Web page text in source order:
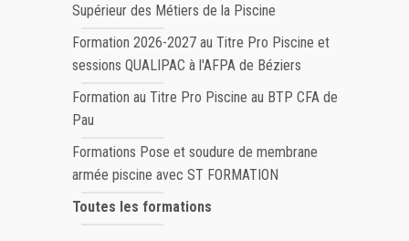
Supérieur des Métiers de la Piscine
Formation 2026-2027 au Titre Pro Piscine et
sessions QUALIPAC à l'AFPA de Béziers
Formation au Titre Pro Piscine au BTP CFA de
Pau
Formations Pose et soudure de membrane
armée piscine avec ST FORMATION
Toutes les formations